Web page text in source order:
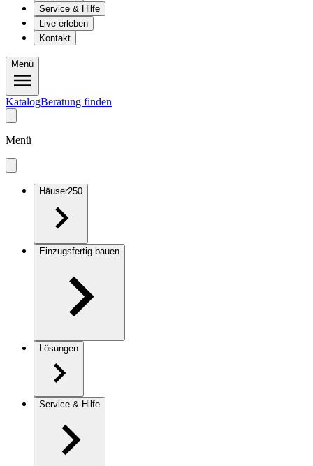
Service & Hilfe
Live erleben
Kontakt
Menü
KatalogBeratung finden
Menü
Häuser250
Einzugsfertig bauen
Lösungen
Service & Hilfe